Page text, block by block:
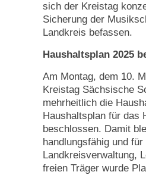
sich der Kreistag
Sicherung der
Landkreis befassen.
Haushaltsplan 2025
Am Montag, dem 10.
Kreistag Sächsische
mehrheitlich die
Haushaltsplan für das
beschlossen. Damit
handlungsfähig und
Landkreisverwaltung,
freien Träger wurde